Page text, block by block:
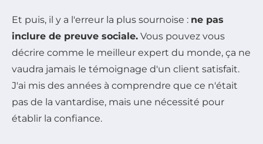
Et puis, il y a l'erreur la plus sournoise : ne pas
inclure de preuve sociale. Vous pouvez vous
décrire comme le meilleur expert du monde, ça ne
vaudra jamais le témoignage d'un client satisfait.
J'ai mis des années à comprendre que ce n'était
pas de la vantardise, mais une nécessité pour
établir la confiance.